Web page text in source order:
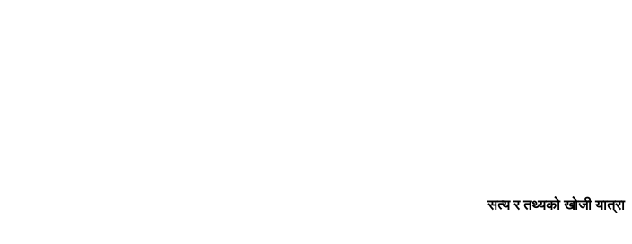
सत्य र तथ्यको खोजी यात्रा